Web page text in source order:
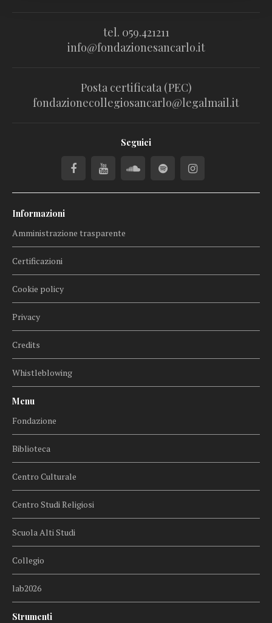
tel. 059.421211
info@fondazionesancarlo.it
Posta certificata (PEC)
fondazionecollegiosancarlo@legalmail.it
Seguici
Informazioni
Amministrazione trasparente
Certificazioni
Cookie policy
Privacy
Credits
Whistleblowing
Menu
Fondazione
Biblioteca
Centro Culturale
Centro Studi Religiosi
Scuola Alti Studi
Collegio
lab2026
Strumenti